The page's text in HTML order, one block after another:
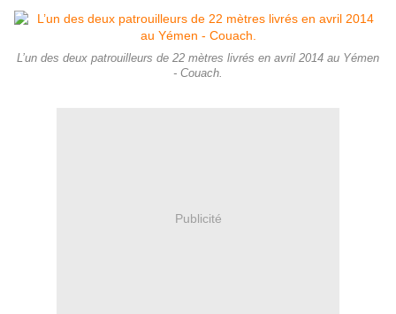
L’un des deux patrouilleurs de 22 mètres livrés en avril 2014 au Yémen
- Couach.
Publicité